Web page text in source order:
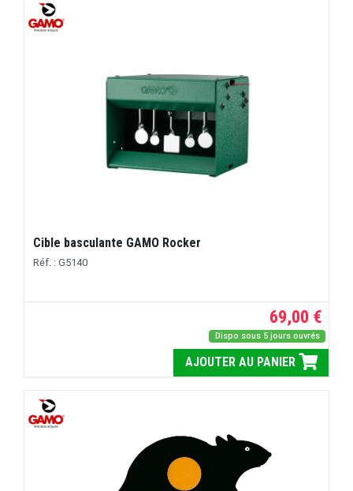
Cible basculante GAMO Rocker
Réf. : G5140
69,00 €
Dispo sous 5 jours ouvrés
AJOUTER AU PANIER